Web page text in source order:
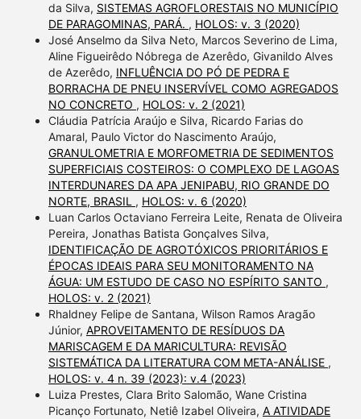
da Silva, SISTEMAS AGROFLORESTAIS NO MUNICÍPIO
DE PARAGOMINAS, PARÁ. , HOLOS: v. 3 (2020)
José Anselmo da Silva Neto, Marcos Severino de Lima,
Aline Figueirêdo Nóbrega de Azerêdo, Givanildo Alves
de Azerêdo, INFLUÊNCIA DO PÓ DE PEDRA E
BORRACHA DE PNEU INSERVÍVEL COMO AGREGADOS
NO CONCRETO , HOLOS: v. 2 (2021)
Cláudia Patrícia Araújo e Silva, Ricardo Farias do
Amaral, Paulo Victor do Nascimento Araújo,
GRANULOMETRIA E MORFOMETRIA DE SEDIMENTOS
SUPERFICIAIS COSTEIROS: O COMPLEXO DE LAGOAS
INTERDUNARES DA APA JENIPABU, RIO GRANDE DO
NORTE, BRASIL , HOLOS: v. 6 (2020)
Luan Carlos Octaviano Ferreira Leite, Renata de Oliveira
Pereira, Jonathas Batista Gonçalves Silva,
IDENTIFICAÇÃO DE AGROTÓXICOS PRIORITÁRIOS E
ÉPOCAS IDEAIS PARA SEU MONITORAMENTO NA
ÁGUA: UM ESTUDO DE CASO NO ESPÍRITO SANTO ,
HOLOS: v. 2 (2021)
Rhaldney Felipe de Santana, Wilson Ramos Aragão
Júnior, APROVEITAMENTO DE RESÍDUOS DA
MARISCAGEM E DA MARICULTURA: REVISÃO
SISTEMÁTICA DA LITERATURA COM META-ANÁLISE ,
HOLOS: v. 4 n. 39 (2023): v.4 (2023)
Luiza Prestes, Clara Brito Salomão, Wane Cristina
Picanço Fortunato, Netiê Izabel Oliveira, A ATIVIDADE